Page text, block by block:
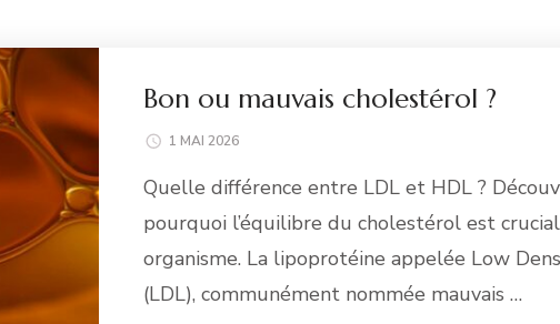
Bon ou mauvais cholestérol ?
1 MAI 2026
Quelle différence entre LDL et HDL ?
pourquoi l’équilibre du cholestérol est
organisme. La lipoprotéine appelée Low
(LDL), communément nommée mauvais …